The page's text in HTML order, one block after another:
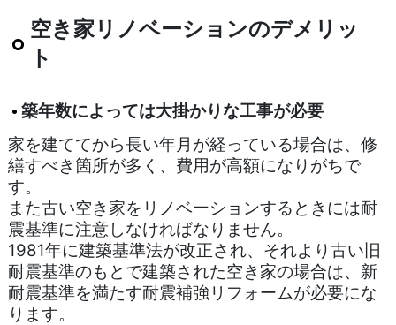
空き家リノベーションのデメリッ
ト
築年数によっては大掛かりな工事が必要
家を建ててから長い年月が経っている場合は、修
繕すべき箇所が多く、費用が高額になりがちで
す。
また古い空き家をリノベーションするときには耐
震基準に注意しなければなりません。
1981年に建築基準法が改正され、それより古い旧
耐震基準のもとで建築された空き家の場合は、新
耐震基準を満たす耐震補強リフォームが必要にな
ります。